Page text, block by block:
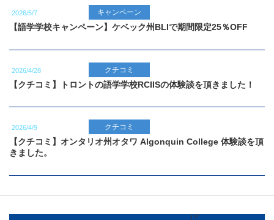
2026/5/7 キャンペーン
【語学学校キャンペーン】ケベック州BLIで期間限定25％OFF
2026/4/28 クチコミ
【クチコミ】トロントの語学学校RCIISの体験談を頂きました！
2026/4/9 クチコミ
【クチコミ】オンタリオ州オタワ Algonquin College 体験談を頂
きました。